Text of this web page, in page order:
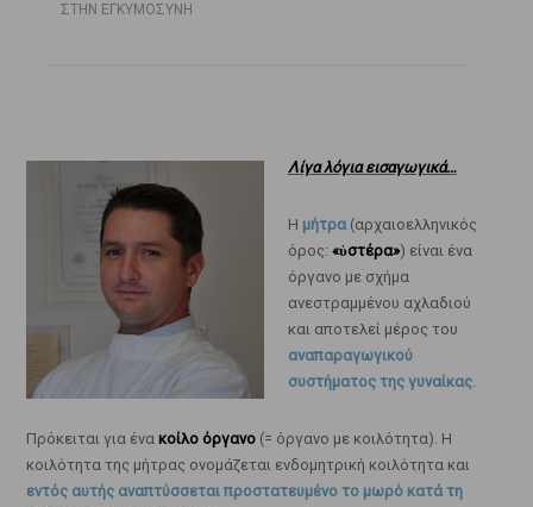
ΣΤΗΝ ΕΓΚΥΜΟΣΥΝΗ
Λίγα λόγια εισαγωγικά…
Η μήτρα(αρχαιοελληνικός
όρος: «ὑστέρα») είναι ένα
όργανο με σχήμα
ανεστραμμένου αχλαδιού
και αποτελεί μέρος του
αναπαραγωγικού
συστήματος της γυναίκας.
Πρόκειται για ένα κοίλο όργανο(= όργανο με κοιλότητα). Η
κοιλότητα της μήτρας ονομάζεται ενδομητρική κοιλότητα και
εντός αυτής αναπτύσσεται προστατευμένο το μωρό κατά τη